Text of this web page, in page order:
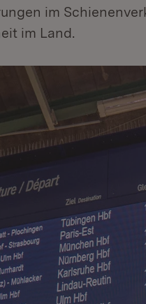
im
im Land.